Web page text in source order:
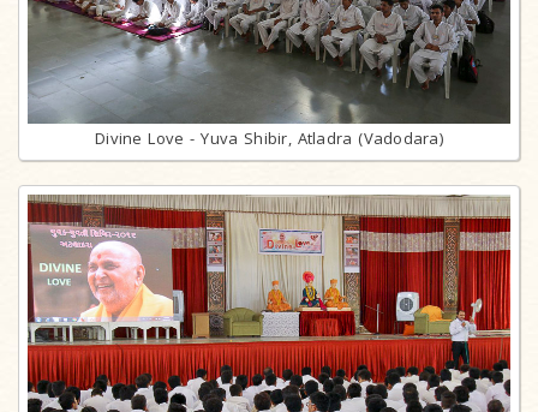
Divine Love - Yuva Shibir, Atladra (Vadodara)